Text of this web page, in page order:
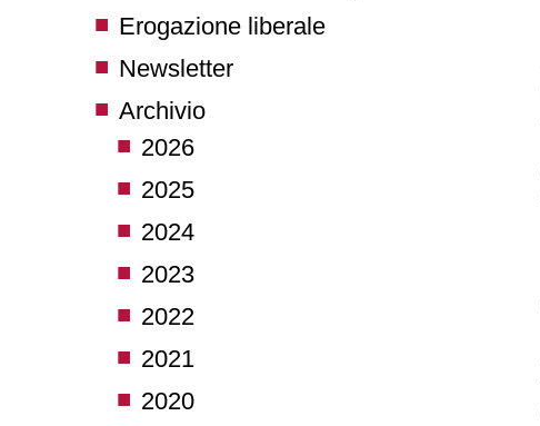
Erogazione liberale
Newsletter
Archivio
2026
2025
2024
2023
2022
2021
2020